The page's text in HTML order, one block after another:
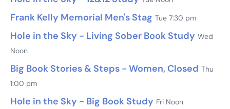
Frank Kelly Memorial Men's Stag Tue 7:30 pm
Hole in the Sky - Living Sober Book Study Wed
Noon
Big Book Stories & Steps - Women, Closed Thu
1:00 pm
Hole in the Sky - Big Book Study Fri Noon